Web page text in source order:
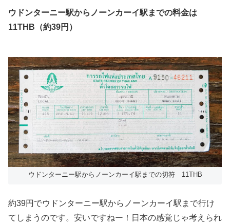
ウドンターニー駅からノーンカーイ駅までの料金は
11THB（約39円）
ウドンターニー駅からノーンカーイ駅までの切符 11THB
約39円でウドンターニー駅からノーンカーイ駅まで行け
てしまうのです。安いですねー！日本の感覚じゃ考えられ